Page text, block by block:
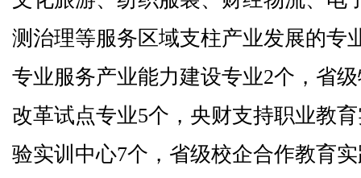
测治理等服务区域支柱产业发展的专
专业服务产业能力建设专业2个，省
改革试点专业5个，央财支持职业教
验实训中心7个，省级校企合作教育